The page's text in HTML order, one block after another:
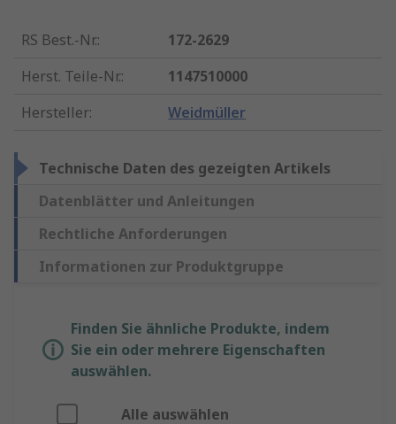
RS Best.-Nr.:
172-2629
Herst. Teile-Nr.:
1147510000
Hersteller: Weidmüller
Technische Daten des gezeigten Artikels
Datenblätter und Anleitungen
Rechtliche Anforderungen
Informationen zur Produktgruppe
Finden Sie ähnliche Produkte, indem
Sie ein oder mehrere Eigenschaften
auswählen.
Alle auswählen